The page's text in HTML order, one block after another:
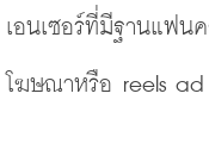
เอนเซอร์ที่มีฐานแฟน
โฆษณาหรือ reels